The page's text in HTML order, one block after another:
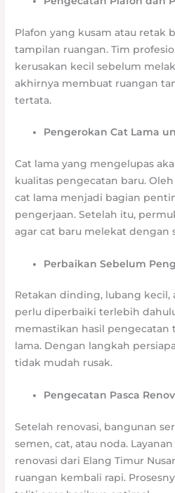
Plafon yang kusam atau retak
tampilan ruangan. Tim
kerusakan kecil sebelum
akhirnya membuat ruangan
tertata.
Pengerokan Cat Lama
Cat lama yang mengelupas
kualitas pengecatan baru.
cat lama menjadi bagian
pengerjaan. Setelah itu,
agar cat baru melekat dengan
Perbaikan Sebelum
Retakan dinding, lubang kecil,
perlu diperbaiki terlebih
memastikan hasil pengecatan
lama. Dengan langkah
tidak mudah rusak.
Pengecatan Pasca
Setelah renovasi, bangunan
semen, cat, atau noda.
renovasi dari Elang Timur
ruangan kembali rapi.